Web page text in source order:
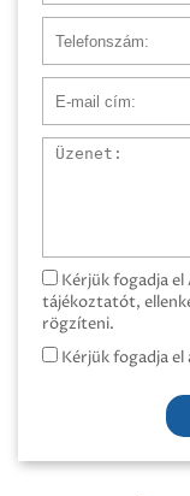
Üzenet
Kérjük fogadja el
tájékoztatót,
rögzíteni.
Kérjük fogadja